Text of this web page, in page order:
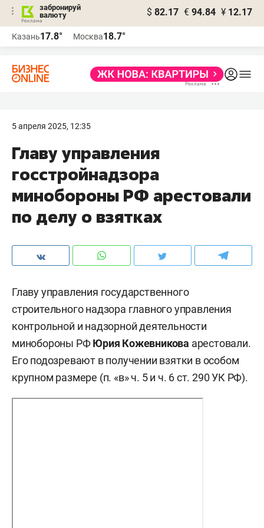
забронируй
валюту
$ 82.17 € 94.84 ¥ 12.17
Казань17.8° Москва18.7°
5 апреля 2025, 12:35
Главу управления
госстройнадзора
минобороны РФ арестовали
по делу о взятках
Главу управления государственного
строительного надзора главного управления
контрольной и надзорной деятельности
минобороны РФЮрия Кожевникова арестовали.
Его подозревают в получении взятки в особом
крупном размере (п. «в» ч. 5 и ч. 6 ст. 290 УК РФ).